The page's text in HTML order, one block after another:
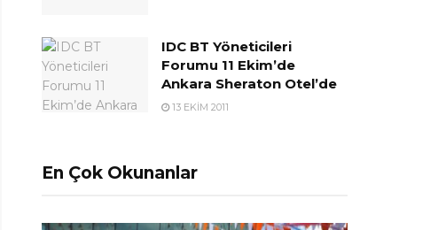
IDC BT Yöneticileri
Forumu 11 Ekim’de
Ankara Sheraton Otel’de
13 EKIM 2011
En Çok Okunanlar